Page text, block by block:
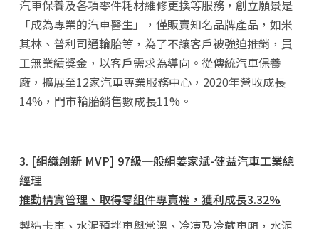
汽車保養及各項零件耗材維修更換等服務，創立願景是
「成為專業的汽車醫生」，僅販賣知名品牌產品，如米
其林、普利司通輪胎等，為了不讓客戶被強迫推銷，員
工無業績獎金，以客戶需求為導向。從傳統汽車保養
廠，擴展至12家汽車專業服務中心，2020年營收成長
14%，門市輪胎銷售數成長11%。
3. [組織創新 MVP] 97級一般組姜家斌-健益汽車工業總
經理
推動精實管理、取得零組件專賣權，獲利成長3.32%
製造卡車、水泥預拌車與常溫、冷凍及冷藏車廂，水泥